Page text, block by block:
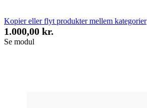
Kopier eller flyt produkter mellem kategorier
1.000,00 kr.
Se modul